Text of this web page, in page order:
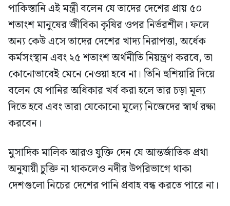
পাকিস্তানি এই মন্ত্রী বলেন যে তাদের দেশের প্রায় ৫০
শতাংশ মানুষের জীবিকা কৃষির ওপর নির্ভরশীল। ফলে
অন্য কেউ এসে তাদের দেশের খাদ্য নিরাপত্তা, অর্ধেক
কর্মসংস্থান এবং ২৫ শতাংশ অর্থনীতি নিয়ন্ত্রণ করবে, তা
কোনোভাবেই মেনে নেওয়া হবে না। তিনি হুশিয়ারি দিয়ে
বলেন যে পানির অধিকার খর্ব করা হলে তার চড়া মূল্য
দিতে হবে এবং তারা যেকোনো মূল্যে নিজেদের স্বার্থ রক্ষা
করবেন।
মুসাদিক মালিক আরও যুক্তি দেন যে আন্তর্জাতিক প্রথা
অনুযায়ী চুক্তি না থাকলেও নদীর উপরিভাগে থাকা
দেশগুলো নিচের দেশের পানি প্রবাহ বন্ধ করতে পারে না।